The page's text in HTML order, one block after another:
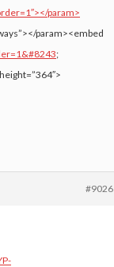
param>
param><embed
;
#9026